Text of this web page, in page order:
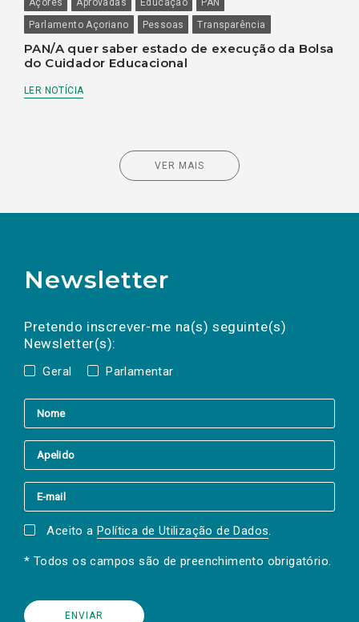
Açores Aprovadas Educação
PAN
Parlamento Açoriano
Pessoas Transparência
PAN/A quer saber estado de execução da Bolsa
do Cuidador Educacional
LER NOTÍCIA
VER MAIS
Newsletter
Pretendo inscrever-me na(s) seguinte(s)
Newsletter(s):
Geral Parlamentar
a(s) newsletter(s).
mail
Aceito a Política de Utilização de Dados.
* Todos os campos são de preenchimento obrigatório.